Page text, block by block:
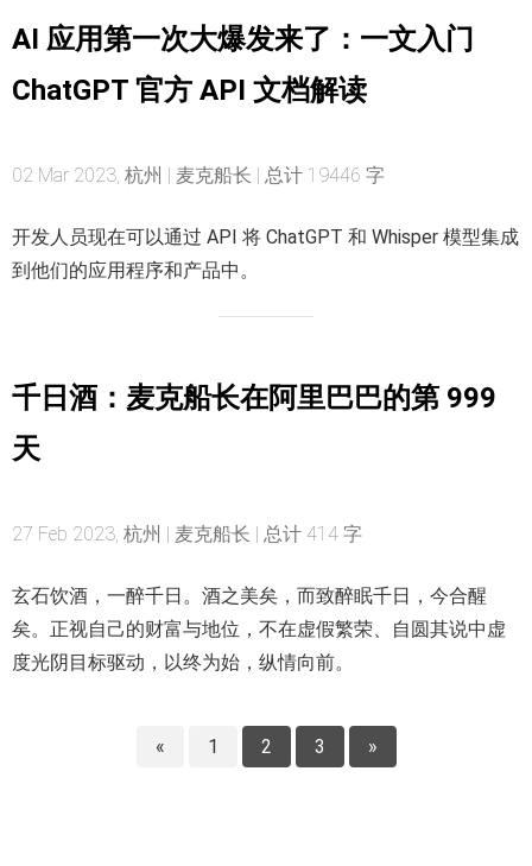
AI 应用第一次大爆发来了：一文入门
ChatGPT 官方 API 文档解读
02 Mar 2023, 杭州 | 麦克船长 | 总计 19446 字
开发人员现在可以通过 API 将 ChatGPT 和 Whisper 模型集成
到他们的应用程序和产品中。
千日酒：麦克船长在阿里巴巴的第 999
天
27 Feb 2023, 杭州 | 麦克船长 | 总计 414 字
玄石饮酒，一醉千日。酒之美矣，而致醉眠千日，今合醒
矣。正视自己的财富与地位，不在虚假繁荣、自圆其说中虚
度光阴目标驱动，以终为始，纵情向前。
« 1 2 3 »